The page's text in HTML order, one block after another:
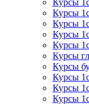
Курсы
Курсы
Курсы
Курсы
Курсы
Курсы
Курсы
Курсы
Курсы
Курсы